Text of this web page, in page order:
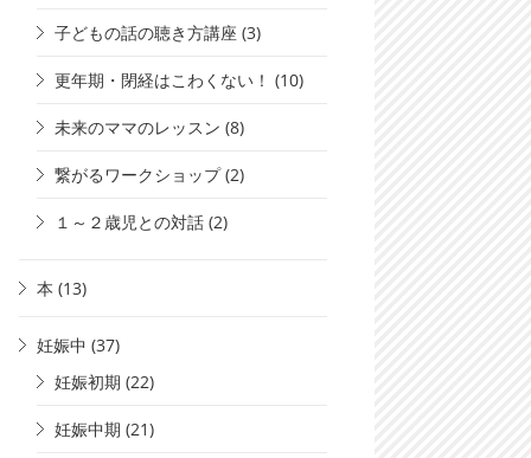
子どもの話の聴き方講座 (3)
更年期・閉経はこわくない！ (10)
未来のママのレッスン (8)
繋がるワークショップ(2)
１～２歳児との対話 (2)
本 (13)
妊娠中 (37)
妊娠初期 (22)
妊娠中期 (21)